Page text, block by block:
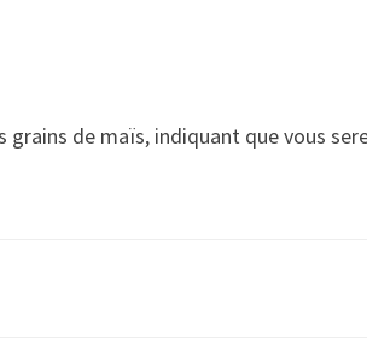
grains de maïs, indiquant que vous